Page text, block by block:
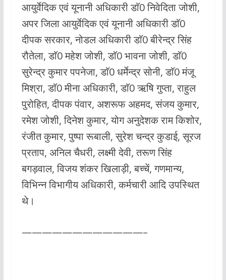
आयुर्वेदिक एवं यूनानी अधिकारी डाॅ0 निवेदिता जोशी,
अपर जिला आयुर्वेदिक एवं यूनानी अधिकारी डाॅ0
दीपक सरकार, नोडल अधिकारी डाॅ0 बीरेन्द्र सिंह
रौतेला, डाॅ0 महेश जोशी, डाॅ0 भावना जोशी, डाॅ0
सुरेन्द्र कुमार पपनेजा, डाॅ0 धर्मेन्द्र सोनी, डाॅ0 मंजू
मिश्रा, डाॅ0 मीना अधिकारी, डाॅ0 ऋषि गुप्ता, राहुल
पुरोहित, दीपक पंवार, अशरूफ अहमद, संजय कुमार,
रमेश जोशी, दिनेश कुमार, योग अनुदेशक राम किशोर,
रंजीत कुमार, पुष्पा रूबाली, सुरेश चन्द्र कुडाई, सूरज
प्रताप, अनिल चैधरी, लक्ष्मी देवी, तरूण सिंह
बगड़वाल, विजय शंकर खिलाड़ी, बच्चें, गणमान्य,
विभिन्न विभागीय अधिकारी, कर्मचारी आदि उपस्थित
थे।
————————————–